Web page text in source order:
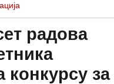
радова
за